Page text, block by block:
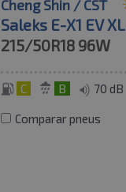
Cheng Shin / CST
Saleks E-X1 EV XL
215/50R18 96W
C B 70 dB
Comparar pneus